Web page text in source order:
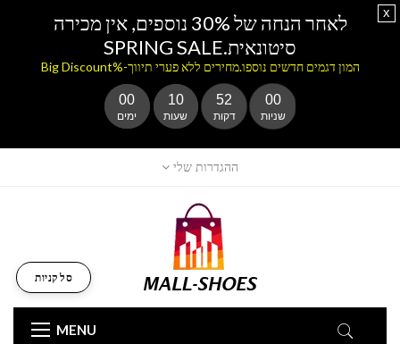
ההגדרות שלי
MENU
סל קניות
לאחר הנחה של 30% נוספים, אין מכירה
סיטונאית.SPRING SALE
המון דגמים חדשים נוספו.מחירים ללא פערי תיווך-%Big Discount
00
ימים
10
שעות
52
דקות
00
שניות
x